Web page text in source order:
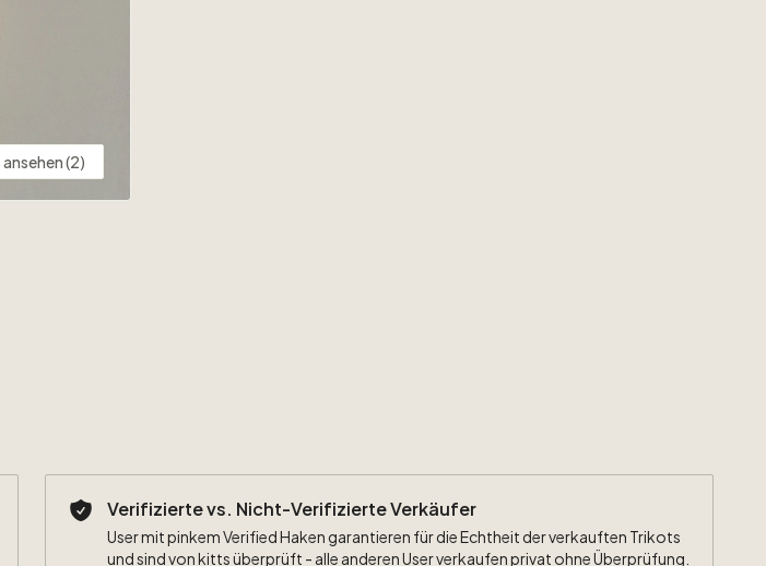
(2)
Verifizierte vs. Nicht-Verifizierte Verkäufer
User mit pinkem Verified Haken garantieren für die Echtheit der verkauften Trikots
und sind von kitts überprüft - alle anderen User verkaufen privat ohne Überprüfung.